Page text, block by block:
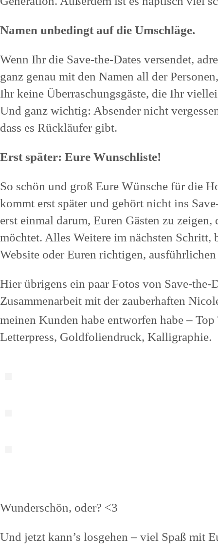
Namen unbedingt auf die Umschläge.
Wenn Ihr die Save-the-Dates versendet,
ganz genau mit den Namen all der
Ihr keine Überraschungsgäste, die Ihr
Und ganz wichtig: Absender nicht
dass es Rückläufer gibt.
Erst später: Eure Wunschliste!
So schön und groß Eure Wünsche für die
kommt erst später und gehört nicht ins
erst einmal darum, Euren Gästen zu zeigen,
möchtet. Alles Weitere im nächsten Schritt,
Website oder Euren richtigen,
Hier übrigens ein paar Fotos von Save-the-
Zusammenarbeit mit der zauberhaften
meinen Kunden habe entworfen habe –
Letterpress, Goldfoliendruck, Kalligraphie.
Wunderschön, oder? <3
Und jetzt kann’s losgehen – viel Spaß mit